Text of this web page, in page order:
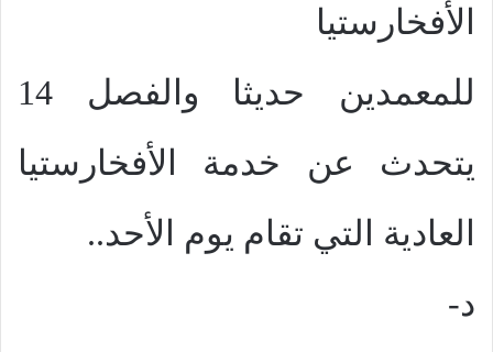
الأفخارستيا
للمعمدين حديثا والفصل 14
يتحدث عن خدمة الأفخارستيا
العادية التي تقام يوم الأحد..
د-